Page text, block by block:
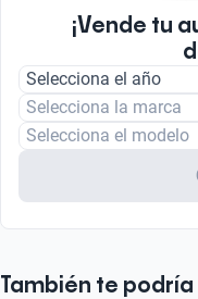
¡Vende tu
Selecciona el año
Selecciona la marca
Selecciona el modelo
También te